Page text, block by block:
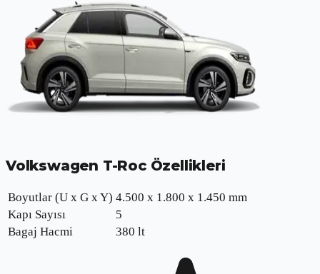
Volkswagen T-Roc Özellikleri
Boyutlar (U x G x Y) 4.500 x 1.800 x 1.450 mm
Kapı Sayısı
5
Bagaj Hacmi
380 lt